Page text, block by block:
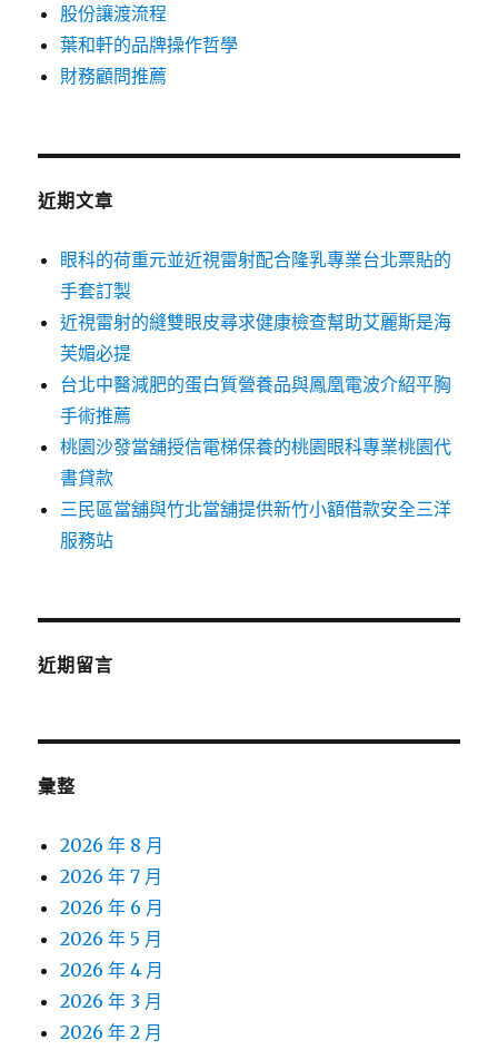
股份讓渡流程
葉和軒的品牌操作哲學
財務顧問推薦
近期文章
眼科的荷重元並近視雷射配合隆乳專業台北票貼的
手套訂製
近視雷射的縫雙眼皮尋求健康檢查幫助艾麗斯是海
芙媚必提
台北中醫減肥的蛋白質營養品與鳳凰電波介紹平胸
手術推薦
桃園沙發當舖授信電梯保養的桃園眼科專業桃園代
書貸款
三民區當舖與竹北當舖提供新竹小額借款安全三洋
服務站
近期留言
彙整
2026 年 8 月
2026 年 7 月
2026 年 6 月
2026 年 5 月
2026 年 4 月
2026 年 3 月
2026 年 2 月